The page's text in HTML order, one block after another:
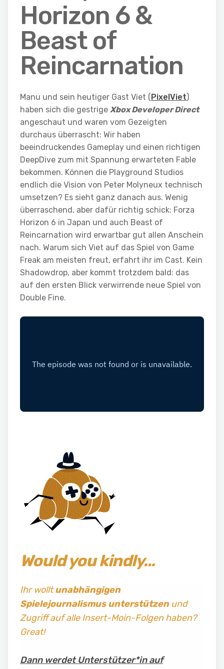
Horizon 6 &
Beast of
Reincarnation
Manu und sein heutiger Gast Viet (PixelViet)
haben sich die gestrige Xbox Developer Direct
angeschaut und waren vom Gezeigten
durchaus überrascht: Wir haben
beeindruckendes Gameplay und einen richtigen
DeepDive zum mit Spannung erwarteten Fable
bekommen. Können die Playground Studios
endlich die Vision von Peter Molyneux technisch
umsetzen? Es sieht ganz danach aus. Wenig
überraschend, aber dafür richtig schick: Forza
Horizon 6 in Japan und auch Beast of
Reincarnation wird erwartbar gut allen Anschein
nach. Warum sich Viet auf das Spiel von Game
Freak am meisten freut, erfahrt ihr im Cast. Kein
Shadowdrop, aber kommt trotzdem bald: das
auf den ersten Blick verwirrende neue Spiel von
Double Fine.
Would you kindly…
Ihr wolltunabhängigen
Spielejournalismus unterstützenund
Zugriff auf alle Insert-Moin-Folgen haben?
Great!
Dann werdet Unterstützer*in auf